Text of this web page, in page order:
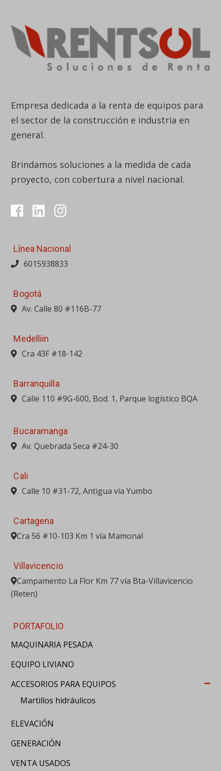
Empresa dedicada a la renta de equipos para
el sector de la construcción e industria en
general.
Brindamos soluciones a la medida de cada
proyecto, con cobertura a nivel nacional.
Línea Nacional
6015938833
Bogotá
Av. Calle 80 #116B-77
Medelliin
Cra 43F #18-142
Barranquilla
Calle 110 #9G-600, Bod. 1, Parque logístico BQA
Bucaramanga
Av. Quebrada Seca #24-30
Cali
Calle 10 #31-72, Antigua vía Yumbo
Cartagena
Cra 56 #10-103 Km 1 vía Mamonal
Villavicencio
Campamento La Flor Km 77 vía Bta-Villavicencio
(Reten)
PORTAFOLIO
MAQUINARIA PESADA
EQUIPO LIVIANO
ACCESORIOS PARA EQUIPOS
Martillos hidráulicos
ELEVACIÓN
GENERACIÓN
VENTA USADOS